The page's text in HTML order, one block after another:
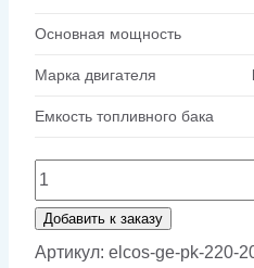
Основная мощность
Марка двигателя
Емкость топливного бака
Количество
товара
Дизельный
Добавить к заказу
Артикул: elcos-ge-pk-220-